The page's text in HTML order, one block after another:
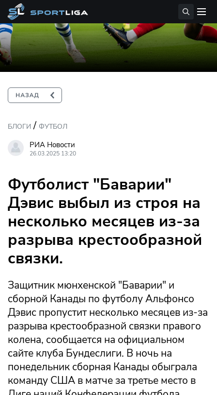
БЛОГИ / ФУТБОЛ
РИА Новости
26.03.2025 13:20
Футболист "Баварии"
Дэвис выбыл из строя на
несколько месяцев из-за
разрыва крестообразной
связки.
Защитник мюнхенской "Баварии" и
сборной Канады по футболу Альфонсо
Дэвис пропустит несколько месяцев из-за
разрыва крестообразной связки правого
колена, сообщается на официальном
сайте клуба Бундеслиги. В ночь на
понедельник сборная Канады обыграла
команду США в матче за третье место в